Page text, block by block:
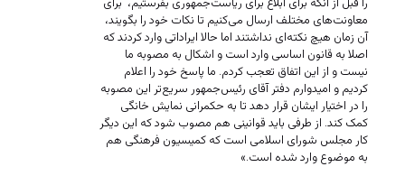
معاونت‌های مختلف ارسال می‌کنیم تا نکات خود را بگویند،
آن زمان هیچ نکته‌ای نداشتند اما حالا ایراداتی وارد کردند که
اصلا به قانون اساسی وارد است و اشکال به مصوبه ما
نیست و از این اتفاق تعجب کردم. ما پاسخ خود را اعلام
کردیم و امیدوارم دفتر آقای رئیس‌جمهور سریع‌تر این مصوبه
را در اختیار ایشان قرار دهد تا به حکمرانی نمایش خانگی
کمک کند. از طرفی باید قوانینی هم مصوب شود که این دیگر
کار مجلس شورای اسلامی است که کمیسیون فرهنگی هم
به موضوع وارد شده است.»